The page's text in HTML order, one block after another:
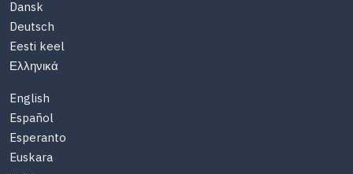
Dansk
Deutsch
Eesti keel
Ελληνικά
English
Español
Esperanto
Euskara